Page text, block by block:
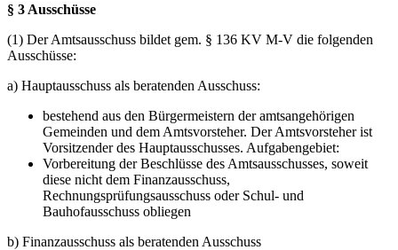
§ 3 Ausschüsse
(1) Der Amtsausschuss bildet gem. § 136 KV M-V die folgenden
Ausschüsse:
a) Hauptausschuss als beratenden Ausschuss:
bestehend aus den Bürgermeistern der amtsangehörigen
Gemeinden und dem Amtsvorsteher. Der Amtsvorsteher ist
Vorsitzender des Hauptausschusses. Aufgabengebiet:
Vorbereitung der Beschlüsse des Amtsausschusses, soweit
diese nicht dem Finanzausschuss,
Rechnungsprüfungsausschuss oder Schul- und
Bauhofausschuss obliegen
b) Finanzausschuss als beratenden Ausschuss